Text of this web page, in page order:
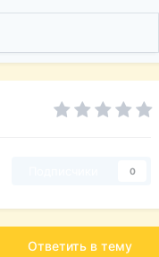
0
Ответить в тему